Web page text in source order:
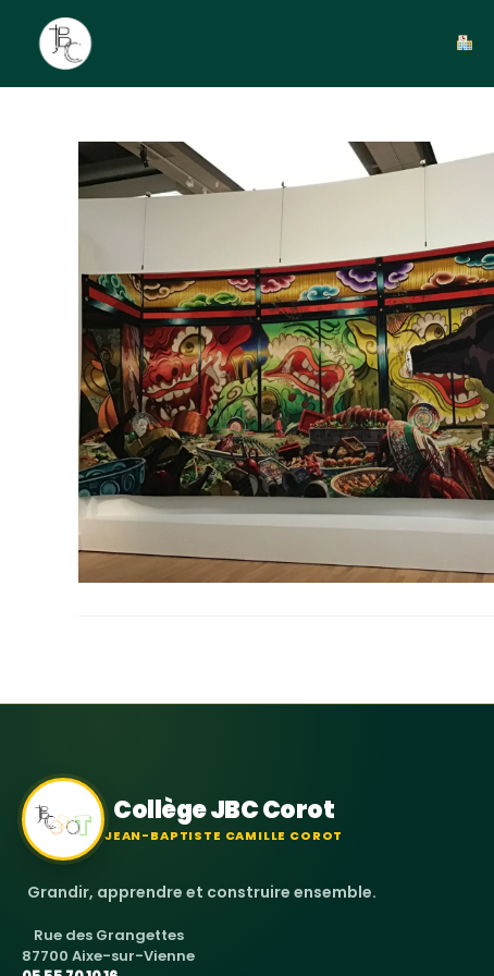
Collège JBC Corot
JEAN-BAPTISTE CAMILLE COROT
Grandir, apprendre et construire ensemble.
Rue des Grangettes
87700 Aixe-sur-Vienne